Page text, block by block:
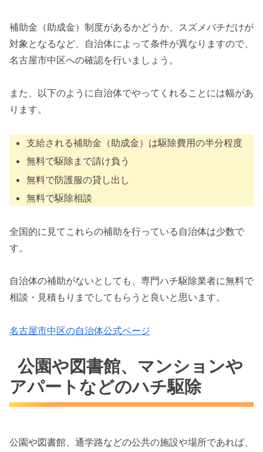
補助金（助成金）制度があるかどうか、スズメバチだけが
対象となるなど、自治体によって条件が異なりますので、
名古屋市中区への確認を行いましょう。
また、以下のように自治体でやってくれることには幅があ
ります。
支給される補助金（助成金）は駆除費用の半分程度
無料で駆除まで請け負う
無料で防護服の貸し出し
無料で駆除相談
全国的に見てこれらの補助を行っている自治体は少数で
す。
自治体の補助がないとしても、専門ハチ駆除業者に無料で
相談・見積もりまでしてもらうと良いと思います。
名古屋市中区の自治体公式ページ
公園や図書館、マンションや
アパートなどのハチ駆除
公園や図書館、通学路などの公共の施設や場所であれば、